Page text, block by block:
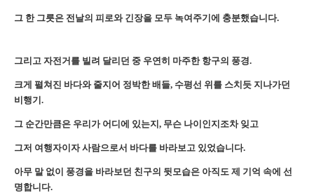
그 한 그릇은 전날의 피로와 긴장을 모두 녹여주기에 충분했습니다.
그리고 자전거를 빌려 달리던 중 우연히 마주한 항구의 풍경.
크게 펼쳐진 바다와 줄지어 정박한 배들, 수평선 위를 스치듯 지나가던
비행기.
그 순간만큼은 우리가 어디에 있는지, 무슨 나이인지조차 잊고
그저 여행자이자 사람으로서 바다를 바라보고 있었습니다.
아무 말 없이 풍경을 바라보던 친구의 뒷모습은 아직도 제 기억 속에 선
명합니다.